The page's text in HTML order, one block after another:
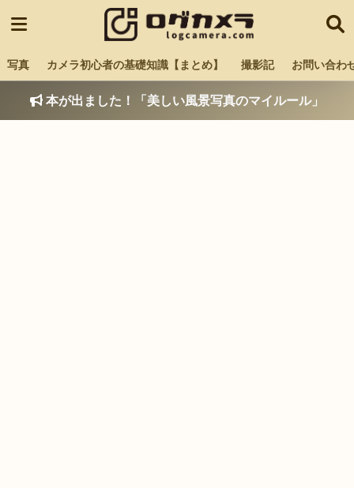
写真 カメラ初心者の基礎知識【まとめ】 撮影記 お問い合わ
本が出ました！「美しい風景写真のマイルール」